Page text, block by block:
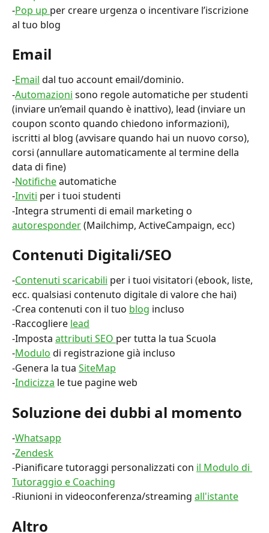
-Pop up per creare urgenza o incentivare l’iscrizione
al tuo blog
Email
-Email dal tuo account email/dominio.
-Automazioni sono regole automatiche per studenti
(inviare un’email quando è inattivo), lead (inviare un
coupon sconto quando chiedono informazioni),
iscritti al blog (avvisare quando hai un nuovo corso),
corsi (annullare automaticamente al termine della
data di fine)
-Notifiche automatiche
-Inviti per i tuoi studenti
-Integra strumenti di email marketing o
autoresponder (Mailchimp, ActiveCampaign, ecc)
Contenuti Digitali/SEO
-Contenuti scaricabili per i tuoi visitatori (ebook, liste,
ecc. qualsiasi contenuto digitale di valore che hai)
-Crea contenuti con il tuo blog incluso
-Raccogliere lead
-Imposta attributi SEO per tutta la tua Scuola
-Modulo di registrazione già incluso
-Genera la tua SiteMap
-Indicizza le tue pagine web
Soluzione dei dubbi al momento
-Whatsapp
-Zendesk
-Pianificare tutoraggi personalizzati con il Modulo di
Tutoraggio e Coaching
-Riunioni in videoconferenza/streaming all'istante
Altro